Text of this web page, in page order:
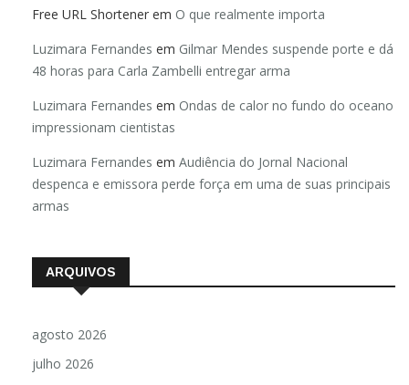
Free URL Shortener em O que realmente importa
Luzimara Fernandes em Gilmar Mendes suspende porte e dá
48 horas para Carla Zambelli entregar arma
Luzimara Fernandes em Ondas de calor no fundo do oceano
impressionam cientistas
Luzimara Fernandes em Audiência do Jornal Nacional
despenca e emissora perde força em uma de suas principais
armas
ARQUIVOS
agosto 2026
julho 2026